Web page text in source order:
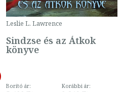
Leslie L. Lawrence
Sindzse és az Átkok
könyve
Borító ár: Korábbi ár: